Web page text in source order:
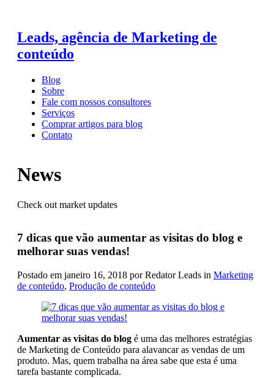
Leads, agência de Marketing de
conteúdo
Blog
Sobre
Fale com nossos consultores
Serviços
Comprar artigos para blog
Contato
News
Check out market updates
7 dicas que vão aumentar as visitas do blog e
melhorar suas vendas!
Postado em janeiro 16, 2018 por Redator Leads in Marketing
de conteúdo, Produção de conteúdo
Aumentar as visitas do blog é uma das melhores estratégias
de Marketing de Conteúdo para alavancar as vendas de um
produto. Mas, quem trabalha na área sabe que esta é uma
tarefa bastante complicada.